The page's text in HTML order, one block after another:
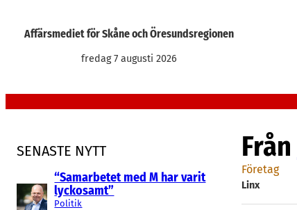
Affärsmediet för Skåne och Öresundsregionen
fredag 7 augusti 2026
SENASTE NYTT
“Samarbetet med M har varit
lyckosamt”
Politik
Från
Företag
Linx